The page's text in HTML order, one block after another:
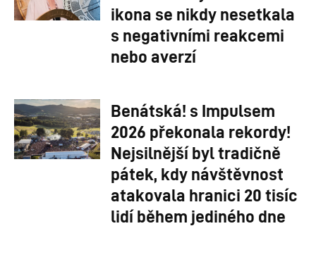
ikona se nikdy nesetkala
s negativními reakcemi
nebo averzí
Benátská! s Impulsem
2026 překonala rekordy!
Nejsilnější byl tradičně
pátek, kdy návštěvnost
atakovala hranici 20 tisíc
lidí během jediného dne